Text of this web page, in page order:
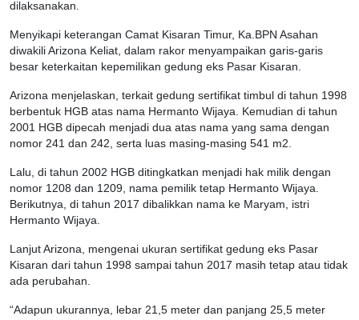
dilaksanakan.
Menyikapi keterangan Camat Kisaran Timur, Ka.BPN Asahan
diwakili Arizona Keliat, dalam rakor menyampaikan garis-garis
besar keterkaitan kepemilikan gedung eks Pasar Kisaran.
Arizona menjelaskan, terkait gedung sertifikat timbul di tahun 1998
berbentuk HGB atas nama Hermanto Wijaya. Kemudian di tahun
2001 HGB dipecah menjadi dua atas nama yang sama dengan
nomor 241 dan 242, serta luas masing-masing 541 m2.
Lalu, di tahun 2002 HGB ditingkatkan menjadi hak milik dengan
nomor 1208 dan 1209, nama pemilik tetap Hermanto Wijaya.
Berikutnya, di tahun 2017 dibalikkan nama ke Maryam, istri
Hermanto Wijaya.
Lanjut Arizona, mengenai ukuran sertifikat gedung eks Pasar
Kisaran dari tahun 1998 sampai tahun 2017 masih tetap atau tidak
ada perubahan.
“Adapun ukurannya, lebar 21,5 meter dan panjang 25,5 meter